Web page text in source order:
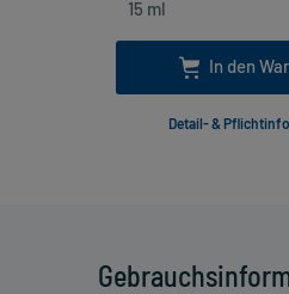
In den
Detail- &